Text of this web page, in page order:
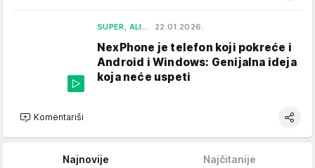
SUPER, ALI... 22.01.2026.
NexPhone je telefon koji pokreće i
Android i Windows: Genijalna ideja
koja neće uspeti
Komentariši
Najnovije Najčitanije